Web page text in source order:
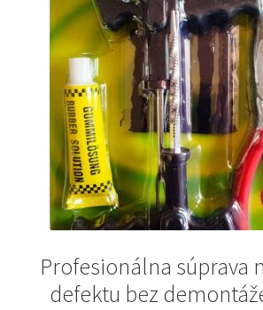
Profesionálna súprava
defektu bez